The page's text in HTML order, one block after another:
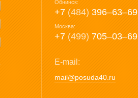
Обнинск:
+7 (484) 396‒63‒69
Москва:
+7 (499) 705‒03‒69
E-mail:
mail@posuda40.ru